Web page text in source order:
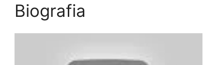
Biografia